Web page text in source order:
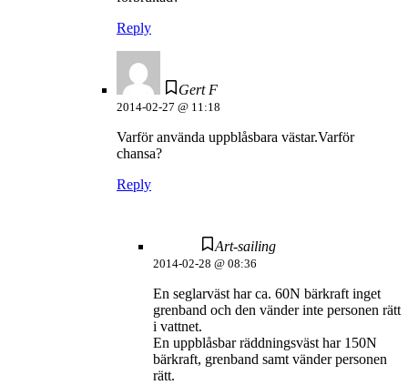
Reply
Gert F
2014-02-27 @ 11:18
Varför använda uppblåsbara västar.Varför
chansa?
Reply
Art-sailing
2014-02-28 @ 08:36
En seglarväst har ca. 60N bärkraft inget
grenband och den vänder inte personen rätt
i vattnet.
En uppblåsbar räddningsväst har 150N
bärkraft, grenband samt vänder personen
rätt.